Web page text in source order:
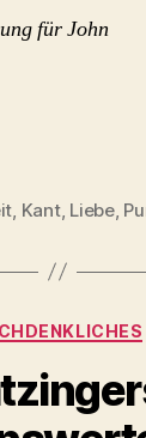
für John
, Kant, Liebe,